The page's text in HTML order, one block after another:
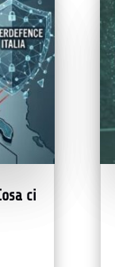
ci